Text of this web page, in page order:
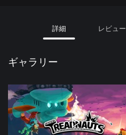
詳細 レビュー
ギャラリー